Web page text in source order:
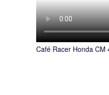
Café Racer Honda CM